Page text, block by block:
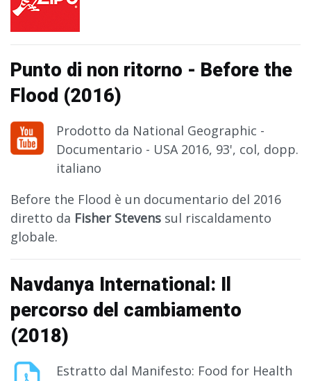
Punto di non ritorno - Before the
Flood (2016)
Prodotto da National Geographic -
Documentario - USA 2016, 93', col, dopp.
italiano
Before the Flood è un documentario del 2016
diretto da Fisher Stevens sul riscaldamento
globale.
Navdanya International: Il
percorso del cambiamento
(2018)
Estratto dal Manifesto: Food for Health